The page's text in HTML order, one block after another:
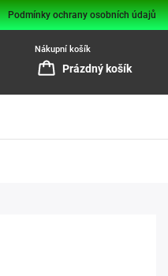
Podmínky ochrany osobních údajů
Nákupní košík
Prázdný košík